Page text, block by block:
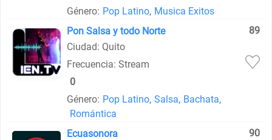
Género: Pop Latino, Musica Exitos
Pon Salsa y todo Norte
89
Ciudad: Quito
Frecuencia: Stream
0
Género: Pop Latino, Salsa, Bachata,
Romántica
Ecuasonora
90